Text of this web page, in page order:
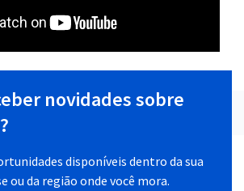
novidades sobre
disponíveis dentro da sua
ou da região onde você mora.